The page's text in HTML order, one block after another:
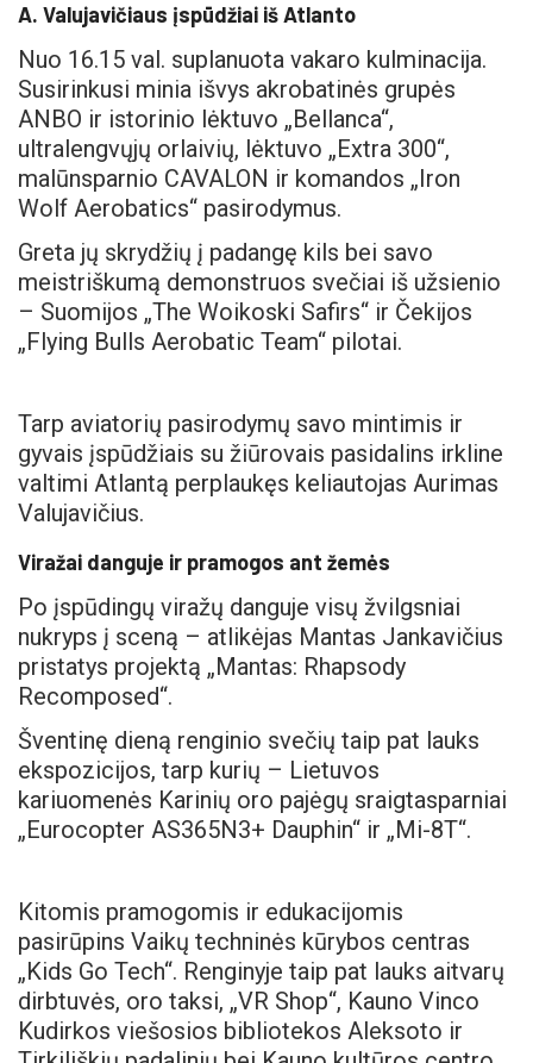
A. Valujavičiaus įspūdžiai iš Atlanto
Nuo 16.15 val. suplanuota vakaro kulminacija.
Susirinkusi minia išvys akrobatinės grupės
ANBO ir istorinio lėktuvo „Bellanca“,
ultralengvųjų orlaivių, lėktuvo „Extra 300“,
malūnsparnio CAVALON ir komandos „Iron
Wolf Aerobatics“ pasirodymus.
Greta jų skrydžių į padangę kils bei savo
meistriškumą demonstruos svečiai iš užsienio
– Suomijos „The Woikoski Safirs“ ir Čekijos
„Flying Bulls Aerobatic Team“ pilotai.
Tarp aviatorių pasirodymų savo mintimis ir
gyvais įspūdžiais su žiūrovais pasidalins irkline
valtimi Atlantą perplaukęs keliautojas Aurimas
Valujavičius.
Viražai danguje ir pramogos ant žemės
Po įspūdingų viražų danguje visų žvilgsniai
nukryps į sceną – atlikėjas Mantas Jankavičius
pristatys projektą „Mantas: Rhapsody
Recomposed“.
Šventinę dieną renginio svečių taip pat lauks
ekspozicijos, tarp kurių – Lietuvos
kariuomenės Karinių oro pajėgų sraigtasparniai
„Eurocopter AS365N3+ Dauphin“ ir „Mi-8T“.
Kitomis pramogomis ir edukacijomis
pasirūpins Vaikų techninės kūrybos centras
„Kids Go Tech“. Renginyje taip pat lauks aitvarų
dirbtuvės, oro taksi, „VR Shop“, Kauno Vinco
Kudirkos viešosios bibliotekos Aleksoto ir